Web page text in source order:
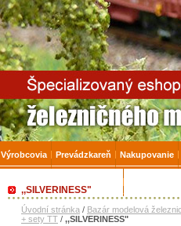
,,SILVERINESS"
Úvodní stránka / Bazár modelová
+ sety TT / ,,SILVERINESS"
Železničné
Výrobcovia Prevádzkareň Nakupovanie